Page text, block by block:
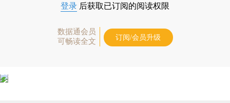
登录 后获取已订阅的阅读权限
数据通会员
可畅读全文
订阅/会员升级